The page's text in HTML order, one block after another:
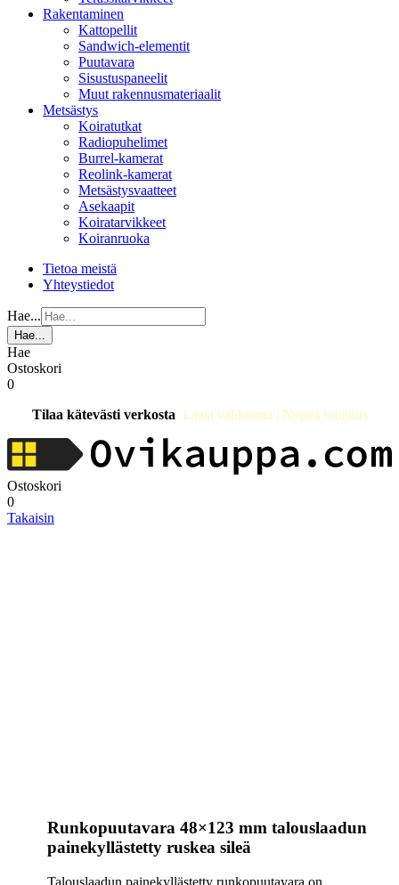
Rakentaminen
Kattopellit
Sandwich-elementit
Puutavara
Sisustuspaneelit
Muut rakennusmateriaalit
Metsästys
Koiratutkat
Radiopuhelimet
Burrel-kamerat
Reolink-kamerat
Metsästysvaatteet
Asekaapit
Koiratarvikkeet
Koiranruoka
Tietoa meistä
Yhteystiedot
Hae...
Hae...
Hae
Ostoskori
0
Tilaa kätevästi verkosta Laaja valikoima | Nopea toimitus
Ostoskori
0
Takaisin
Runkopuutavara 48×123 mm talouslaadun
painekyllästetty ruskea sileä
Talouslaadun painekyllästetty runkopuutavara on